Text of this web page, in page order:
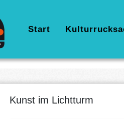
Hauptnavigation
Start
Kunst im Lichtturm